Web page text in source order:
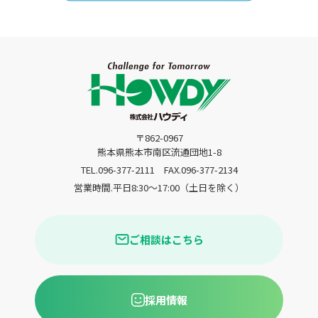
〒862-0967
熊本県熊本市南区流通団地1-8
TEL.096-377-2111
FAX.096-377-2134
営業時間.平日8:30〜17:00（土日を除く）
ご相談はこちら
採用情報